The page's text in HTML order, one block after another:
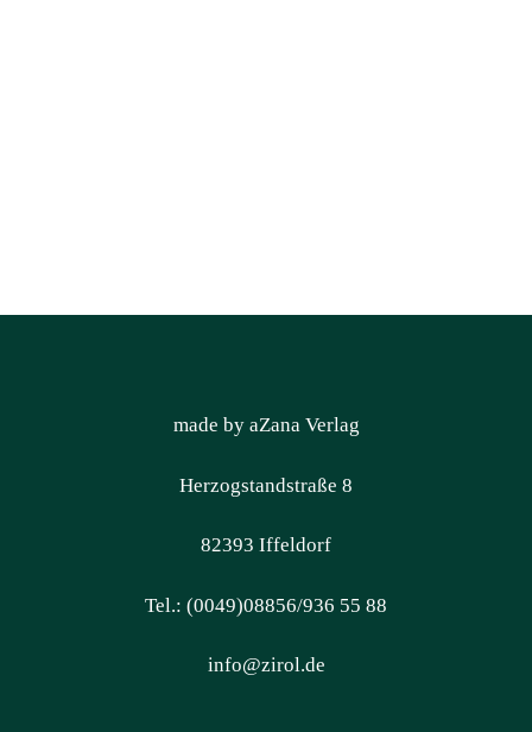
made by aZana Verlag
Herzogstandstraße 8
82393 Iffeldorf
Tel.: (0049)08856/936 55 88
info@zirol.de